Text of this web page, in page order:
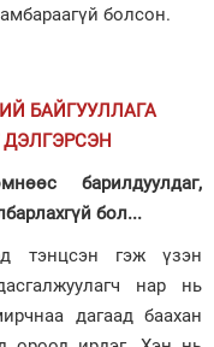
болсон.
БАЙГУУЛЛАГА
барилдуулдаг,
бол...
тэнцсэн гэж үзэн
нар нь
дагаад баахан